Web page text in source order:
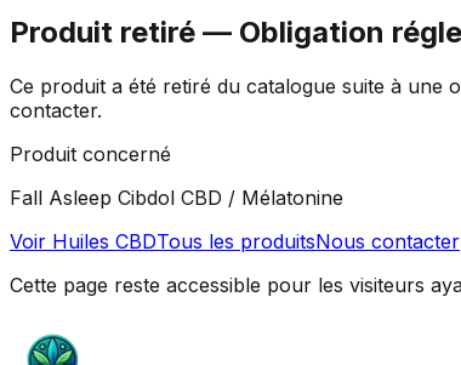
Produit retiré — Obligation
Ce produit a été retiré du catalogue suite à une
contacter.
Produit concerné
Fall Asleep Cibdol CBD / Mélatonine
Voir Huiles CBDTous les produitsNous contacter
Cette page reste accessible pour les visiteurs